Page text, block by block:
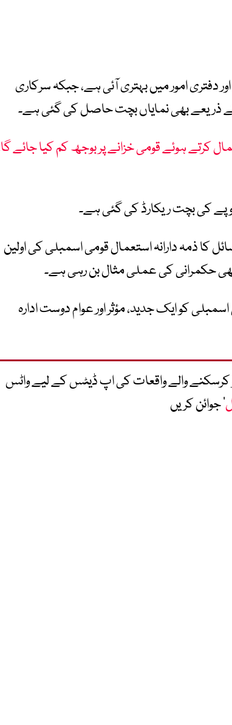
دفتری امور میں بہتری آئی ہے، جبکہ سرکاری
کے ذریعے بھی نمایاں بچت حاصل کی گئی ہے۔
کرتے ہوئے قومی خزانے پر بوجھ کم کیا جائے
کا ذمہ دارانہ استعمال قومی اسمبلی کی اولین
حکمرانی کی عملی مثال بن رہی ہے۔
کو ایک جدید، مؤثر اور عوام دوست ادارہ
کرسکنے والے واقعات کی اپ ڈیٹس کے لیے واٹس
‘ جوائن کریں